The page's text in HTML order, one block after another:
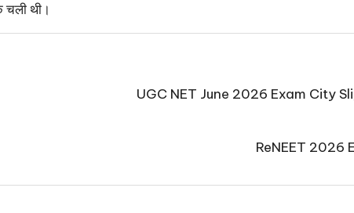
चली थी।
UGC NET June 2026 Exam City Slip
ReNEET 2026